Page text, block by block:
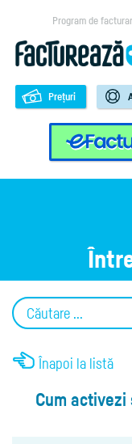
Program de
e-
Prețuri
Înapoi la listă
Cum